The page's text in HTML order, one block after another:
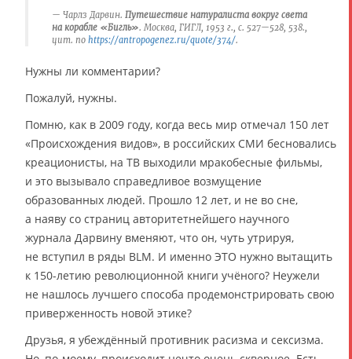
Чарлз Дарвин. Путешествие натуралиста вокруг света
на корабле «Бигль». Москва, ГИГЛ, 1953 г., с. 527—528, 538.,
цит. по https://antropogenez.ru/quote/374/.
Нужны ли комментарии?
Пожалуй, нужны.
Помню, как в 2009 году, когда весь мир отмечал 150 лет
«Происхождения видов», в российских СМИ бесновались
креационисты, на ТВ выходили мракобесные фильмы,
и это вызывало справедливое возмущение
образованных людей. Прошло 12 лет, и не во сне,
а наяву со страниц авторитетнейшего научного
журнала Дарвину вменяют, что он, чуть утрируя,
не вступил в ряды BLM. И именно ЭТО нужно вытащить
к 150-летию революционной книги учёного? Неужели
не нашлось лучшего способа продемонстрировать свою
приверженность новой этике?
Друзья, я убеждённый противник расизма и сексизма.